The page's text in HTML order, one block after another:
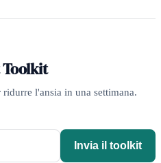
Toolkit
l'ansia in una settimana.
Invia il toolkit